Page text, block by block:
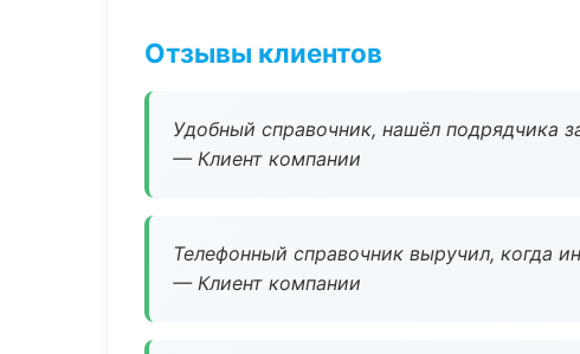
Отзывы клиентов
Удобный справочник, нашёл подрядчика
— Клиент компании
Телефонный справочник выручил, когда
— Клиент компании